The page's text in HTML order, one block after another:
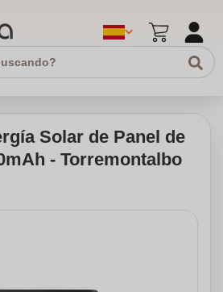
Solar de Panel de
- Torremontalbo